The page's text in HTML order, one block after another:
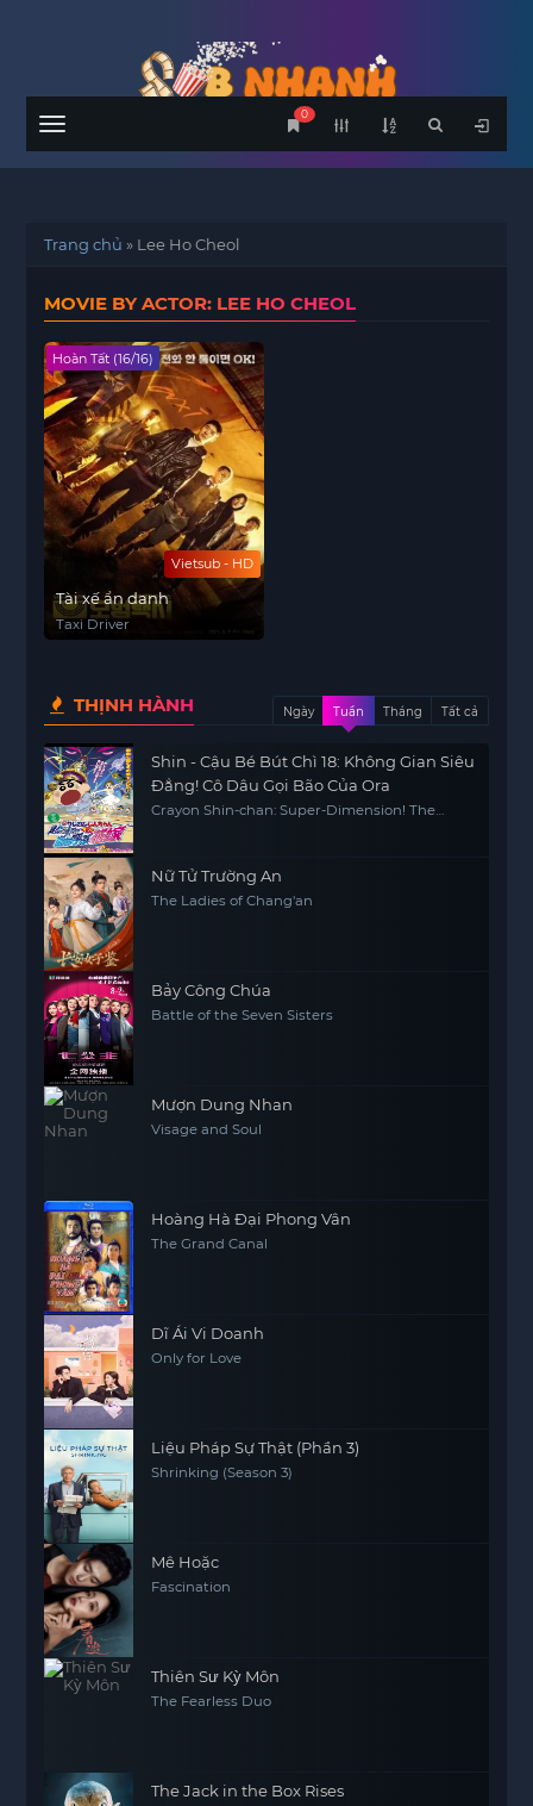
Menu
0
Trang chủ » Lee Ho Cheol
MOVIE BY ACTOR: LEE HO CHEOL
Vietsub - HD
Hoàn Tất (16/16)
Tài xế ẩn danh
Taxi Driver
THỊNH HÀNH Ngày Tuần Tháng Tất cả
Shin - Cậu Bé Bút Chì 18: Không Gian Siêu
Đẳng! Cô Dâu Gọi Bão Của Ora
Crayon Shin-chan: Super-Dimension! The
Nữ Tử Trường An
The Ladies of Chang'an
Bảy Công Chúa
Battle of the Seven Sisters
Mượn Dung Nhan
Visage and Soul
Hoàng Hà Đại Phong Vân
The Grand Canal
Dĩ Ái Vi Doanh
Only for Love
Liệu Pháp Sự Thật (Phần 3)
Shrinking (Season 3)
Mê Hoặc
Fascination
Thiên Sư Kỳ Môn
The Fearless Duo
The Jack in the Box Rises